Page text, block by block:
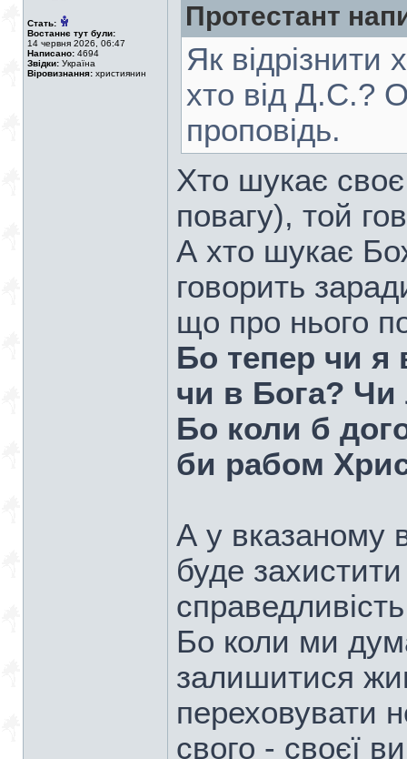
Стать:
Востаннє тут були:
14 червня 2026, 06:47
Написано: 4694
Звідки: Україна
Віровизнання: християнин
Протестант
Як відрізнити
хто від Д.С.?
проповідь.
Хто шукає
повагу), той
А хто шукає
говорить
що про нього
Бо тепер чи
чи в Бога?
Бо коли б
би рабом
А у вказаному
буде
Бо коли ми
залишитися
переховувати
свого - своєї